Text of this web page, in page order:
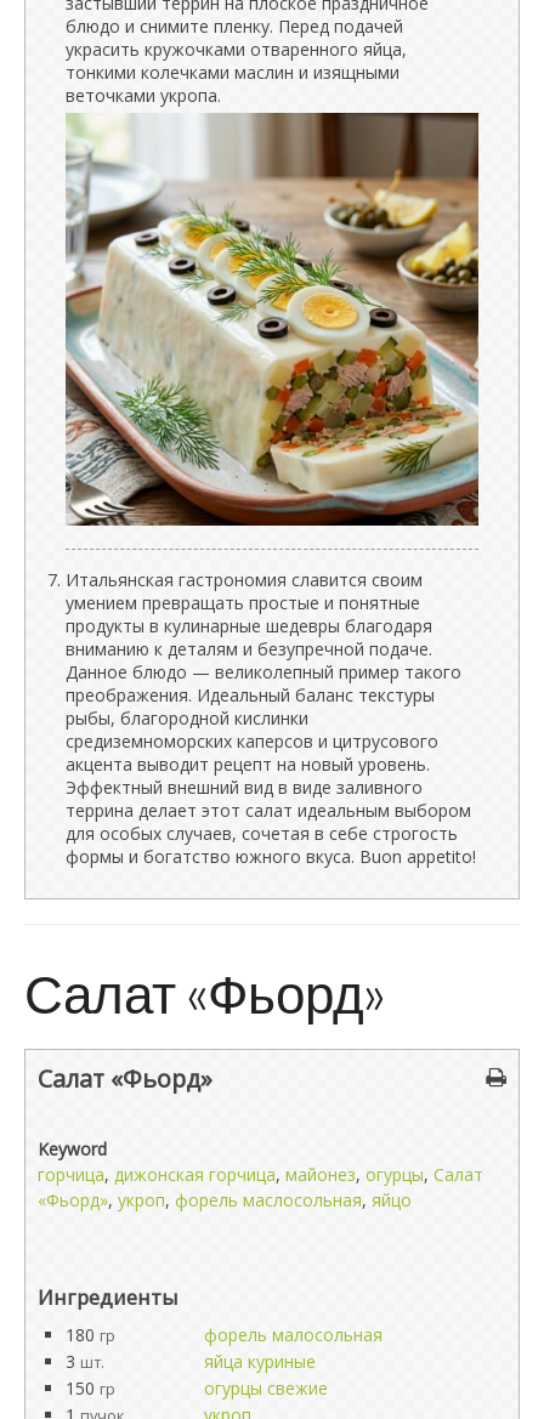
блюдо и снимите пленку. Перед подачей
украсить кружочками отваренного яйца,
тонкими колечками маслин и изящными
веточками укропа.
Итальянская гастрономия славится своим
умением превращать простые и понятные
продукты в кулинарные шедевры благодаря
вниманию к деталям и безупречной подаче.
Данное блюдо — великолепный пример такого
преображения. Идеальный баланс текстуры
рыбы, благородной кислинки
средиземноморских каперсов и цитрусового
акцента выводит рецепт на новый уровень.
Эффектный внешний вид в виде заливного
террина делает этот салат идеальным выбором
для особых случаев, сочетая в себе строгость
формы и богатство южного вкуса. Buon appetito!
Салат «Фьорд»
Салат «Фьорд»
Keyword
горчица, дижонская горчица, майонез, огурцы, Салат
«Фьорд», укроп, форель маслосольная, яйцо
Ингредиенты
180 гр
форель малосольная
3 шт.
яйца куриные
150 гр
огурцы свежие